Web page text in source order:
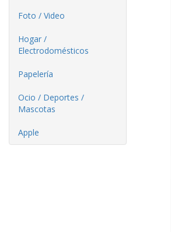
Foto / Video
Hogar /
Electrodomésticos
Papelería
Ocio / Deportes /
Mascotas
Apple